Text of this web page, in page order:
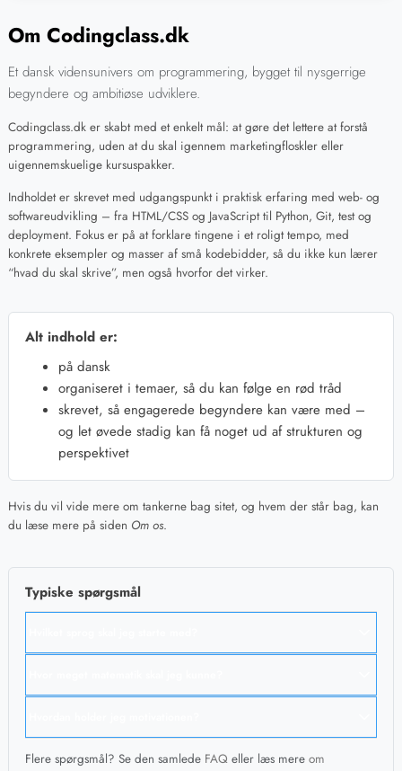
Om Codingclass.dk
Et dansk vidensunivers om programmering, bygget til nysgerrige
begyndere og ambitiøse udviklere.
Codingclass.dk er skabt med et enkelt mål: at gøre det lettere at forstå
programmering, uden at du skal igennem marketingfloskler eller
uigennemskuelige kursuspakker.
Indholdet er skrevet med udgangspunkt i praktisk erfaring med web- og
softwareudvikling – fra HTML/CSS og JavaScript til Python, Git, test og
deployment. Fokus er på at forklare tingene i et roligt tempo, med
konkrete eksempler og masser af små kodebidder, så du ikke kun lærer
“hvad du skal skrive”, men også hvorfor det virker.
Alt indhold er:
på dansk
organiseret i temaer, så du kan følge en rød tråd
skrevet, så engagerede begyndere kan være med –
og let øvede stadig kan få noget ud af strukturen og
perspektivet
Hvis du vil vide mere om tankerne bag sitet, og hvem der står bag, kan
du læse mere på siden Om os.
Typiske spørgsmål
automation, er Python et stærkt bud. I kategorienProgrammeringssprogfinder
programmering som “ren matematik” – i praksis handler de fleste opgaver
mere om logik, struktur og problemløsning.
delmål og projekter, du faktisk synes er sjove. I vores sektion om
Flere spørgsmål? Se den samlede FAQ eller læs mere om